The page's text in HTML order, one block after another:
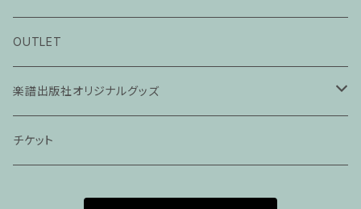
ピアノ科３０分レッスン
ピアノ科４５分レッスン
家族割プラン
OUTLET
楽譜出版社オリジナルグッズ
アパレル
チケット